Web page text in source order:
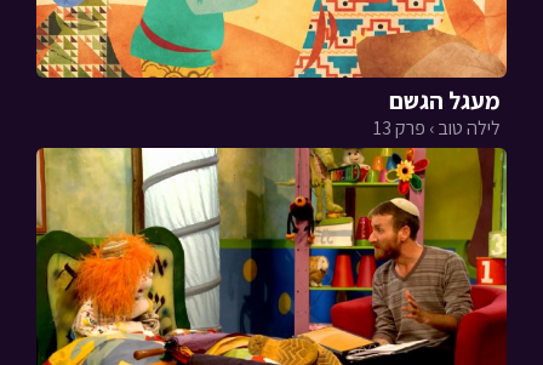
מעגל הגשם
לילה טוב › פרק 13